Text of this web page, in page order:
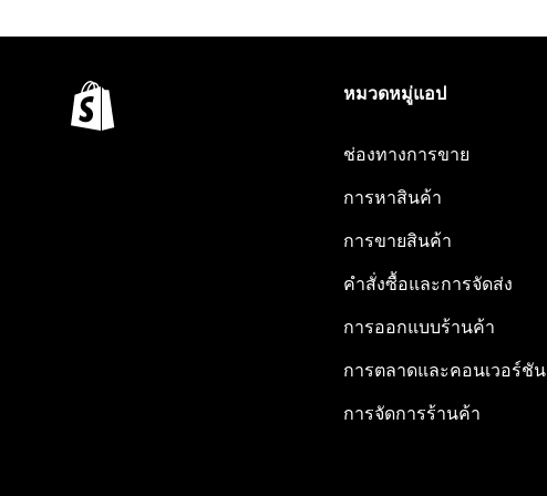
หมวดหมู่แอป
ช่องทางการขาย
การหาสินค้า
การขายสินค้า
คำสั่งซื้อและการจัดส่ง
การออกแบบร้านค้า
การตลาดและคอนเวอร์ชัน
การจัดการร้านค้า